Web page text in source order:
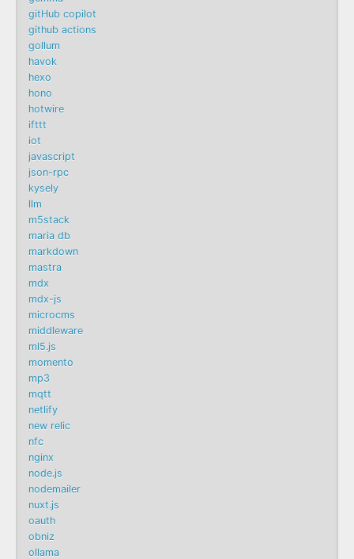
gitHub copilot
github actions
gollum
havok
hexo
hono
hotwire
ifttt
iot
javascript
json-rpc
kysely
llm
m5stack
maria db
markdown
mastra
mdx
mdx-js
microcms
middleware
ml5.js
momento
mp3
mqtt
netlify
new relic
nfc
nginx
node.js
nodemailer
nuxt.js
oauth
obniz
ollama